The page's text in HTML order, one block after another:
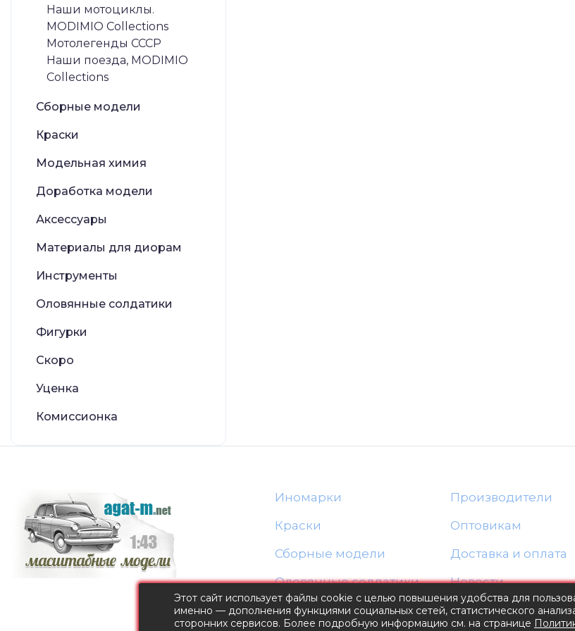
Наши мотоциклы.
MODIMIO Collections
Мотолегенды СССР
Наши поезда, MODIMIO
Collections
Сборные модели
Краски
Модельная химия
Доработка модели
Аксессуары
Материалы для диорам
Инструменты
Оловянные солдатики
Фигурки
Скоро
Уценка
Комиссионка
Иномарки
Краски
Сборные модели
Оловянные солдатики
Производители
Оптовикам
Доставка и оплата
Новости
Блог
Этот сайт использует файлы cookie с целью повышения удобства для
именно — дополнения функциями социальных сетей, статистического
сторонних сервисов. Более подробную информацию см. на странице